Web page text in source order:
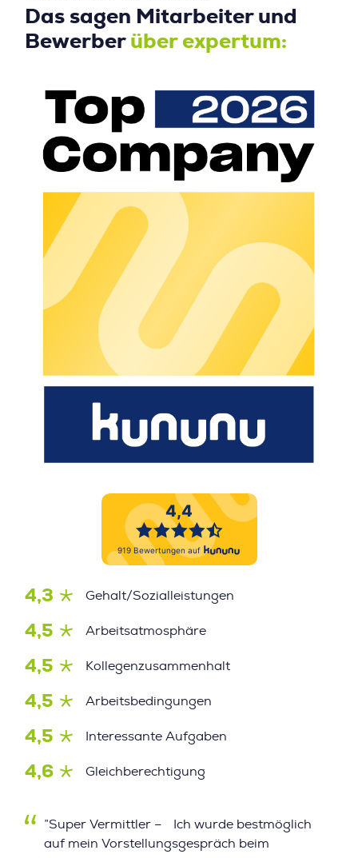
Das sagen Mitarbeiter und
Bewerber über expertum:
4,3 Gehalt/Sozialleistungen
4,5 Arbeitsatmosphäre
4,5 Kollegenzusammenhalt
4,5 Arbeitsbedingungen
4,5 Interessante Aufgaben
4,6 Gleichberechtigung
”Super Vermittler – Ich wurde bestmöglich
auf mein Vorstellungsgespräch beim